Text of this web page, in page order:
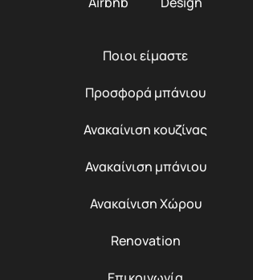
Ποιοι είμαστε
Προσφορά μπάνιου
Ανακαίνιση κουζίνας
Ανακαίνιση μπάνιου
Ανακαίνιση Χώρου
Renovation